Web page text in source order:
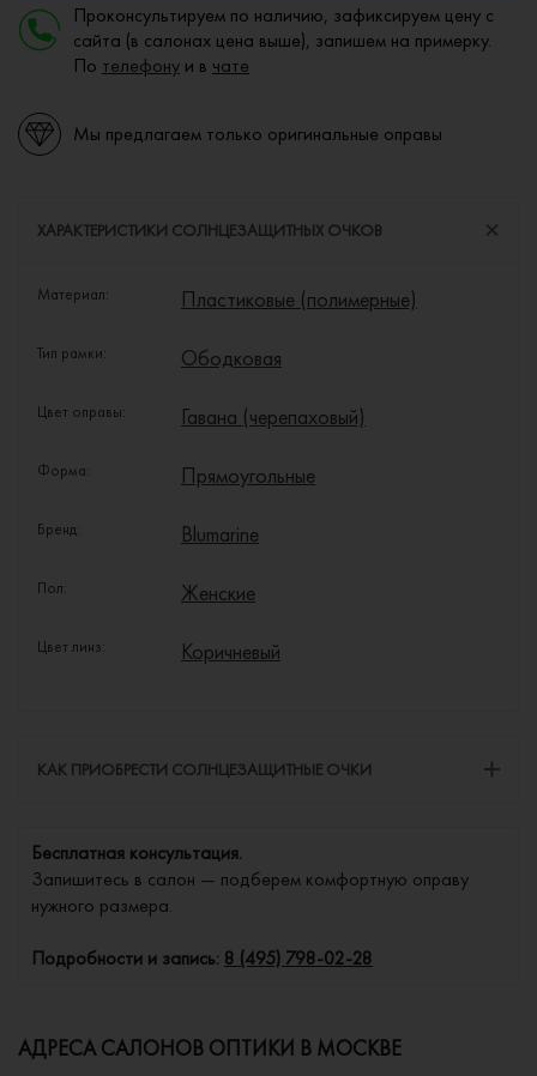
Проконсультируем по наличию, зафиксируем цену с
сайта (в салонах цена выше), запишем на примерку.
По телефону и в чате
Мы предлагаем только оригинальные оправы
ХАРАКТЕРИСТИКИ СОЛНЦЕЗАЩИТНЫХ ОЧКОВ
Материал: Пластиковые (полимерные)
Тип рамки: Ободковая
Цвет оправы: Гавана (черепаховый)
Форма: Прямоугольные
Бренд: Blumarine
Пол: Женские
Цвет линз: Коричневый
КАК ПРИОБРЕСТИ СОЛНЦЕЗАЩИТНЫЕ ОЧКИ
Бесплатная консультация.
Запишитесь в салон — подберем комфортную оправу
нужного размера.
Подробности и запись: 8 (495) 798-02-28
АДРЕСА САЛОНОВ ОПТИКИ В МОСКВЕ